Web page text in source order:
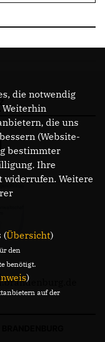
die notwendig
Weiterhin
die uns
(Website-
bestimmter
Ihre
widerrufen. Weitere
(Übersicht)
den
benötigt.
)
auf der